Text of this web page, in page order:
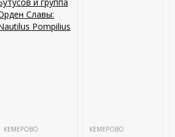
КЕМЕРОВО КЕМЕРОВО